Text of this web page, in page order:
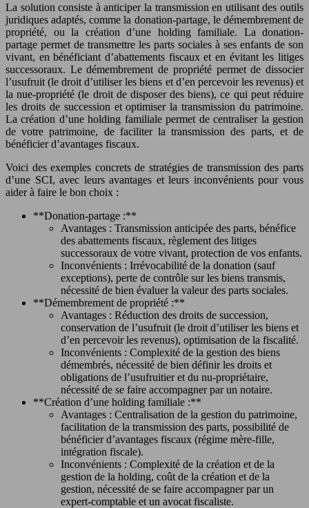
La solution consiste à anticiper la transmission en utilisant des outils
juridiques adaptés, comme la donation-partage, le démembrement de
propriété, ou la création d’une holding familiale. La donation-
partage permet de transmettre les parts sociales à ses enfants de son
vivant, en bénéficiant d’abattements fiscaux et en évitant les litiges
successoraux. Le démembrement de propriété permet de dissocier
l’usufruit (le droit d’utiliser les biens et d’en percevoir les revenus) et
la nue-propriété (le droit de disposer des biens), ce qui peut réduire
les droits de succession et optimiser la transmission du patrimoine.
La création d’une holding familiale permet de centraliser la gestion
de votre patrimoine, de faciliter la transmission des parts, et de
bénéficier d’avantages fiscaux.
Voici des exemples concrets de stratégies de transmission des parts
d’une SCI, avec leurs avantages et leurs inconvénients pour vous
aider à faire le bon choix :
**Donation-partage :**
Avantages : Transmission anticipée des parts, bénéfice
des abattements fiscaux, règlement des litiges
successoraux de votre vivant, protection de vos enfants.
Inconvénients : Irrévocabilité de la donation (sauf
exceptions), perte de contrôle sur les biens transmis,
nécessité de bien évaluer la valeur des parts sociales.
**Démembrement de propriété :**
Avantages : Réduction des droits de succession,
conservation de l’usufruit (le droit d’utiliser les biens et
d’en percevoir les revenus), optimisation de la fiscalité.
Inconvénients : Complexité de la gestion des biens
démembrés, nécessité de bien définir les droits et
obligations de l’usufruitier et du nu-propriétaire,
nécessité de se faire accompagner par un notaire.
**Création d’une holding familiale :**
Avantages : Centralisation de la gestion du patrimoine,
facilitation de la transmission des parts, possibilité de
bénéficier d’avantages fiscaux (régime mère-fille,
intégration fiscale).
Inconvénients : Complexité de la création et de la
gestion de la holding, coût de la création et de la
gestion, nécessité de se faire accompagner par un
expert-comptable et un avocat fiscaliste.